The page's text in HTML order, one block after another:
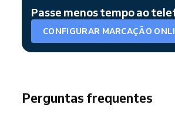
Passe menos tempo ao
CONFIGURAR MARCAÇÃO
Perguntas frequentes